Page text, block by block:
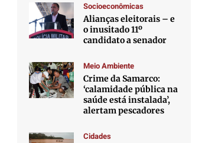
Socioeconômicas
Alianças eleitorais – e
o inusitado 11º
candidato a senador
Meio Ambiente
Crime da Samarco:
‘calamidade pública na
saúde está instalada’,
alertam pescadores
Cidades